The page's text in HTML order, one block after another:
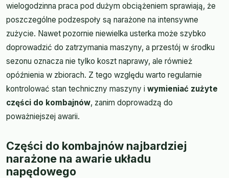
wielogodzinna praca pod dużym obciążeniem sprawiają, że
poszczególne podzespoły są narażone na intensywne
zużycie. Nawet pozornie niewielka usterka może szybko
doprowadzić do zatrzymania maszyny, a przestój w środku
sezonu oznacza nie tylko koszt naprawy, ale również
opóźnienia w zbiorach. Z tego względu warto regularnie
kontrolować stan techniczny maszyny i wymieniać zużyte
części do kombajnów, zanim doprowadzą do
poważniejszej awarii.
Części do kombajnów najbardziej
narażone na awarie układu
napędowego